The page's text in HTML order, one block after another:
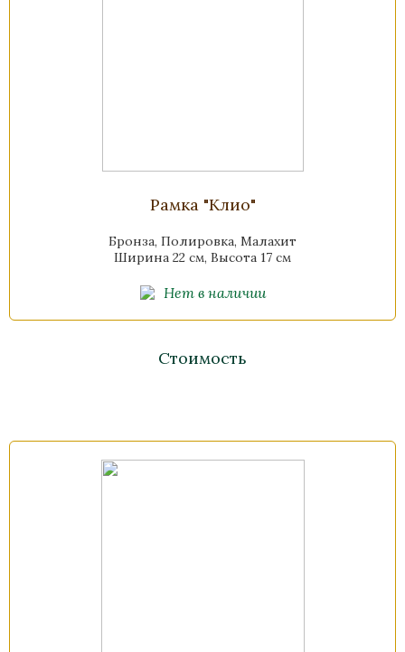
Рамка "Клио"
Бронза, Полировка, Малахит
Ширина 22 см, Высота 17 см
Нет в наличии
Стоимость